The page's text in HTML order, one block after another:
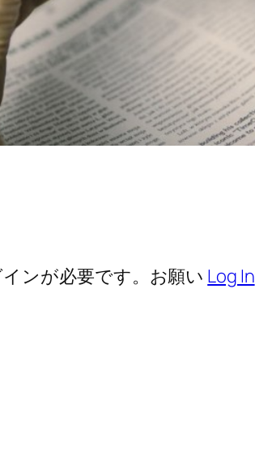
ンが必要です。お願い Log In